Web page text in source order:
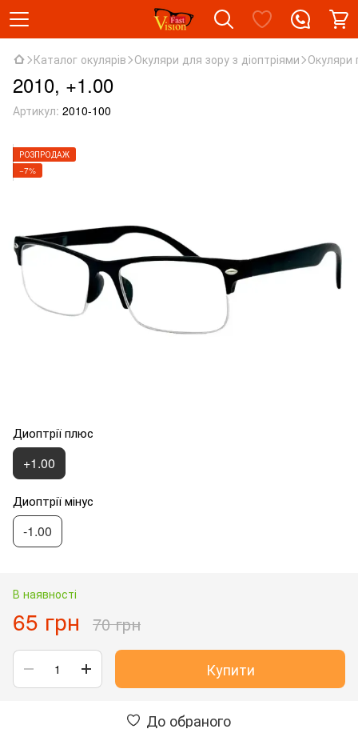
Каталог окулярів Окуляри для зору з діоптріями Окуляри
2010, +1.00
Артикул: 2010-100
РОЗПРОДАЖ
−7%
Диоптрії плюс
+1.00
Диоптрії мінус
-1.00
В наявності
65 грн 70 грн
Купити
До обраного